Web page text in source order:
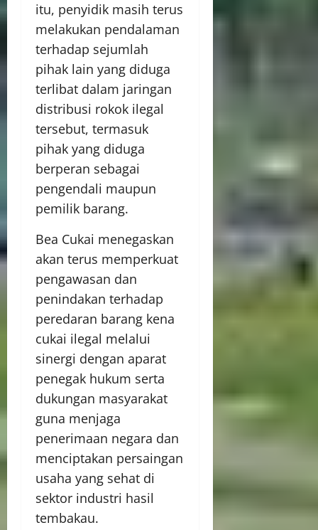
itu, penyidik masih terus
melakukan pendalaman
terhadap sejumlah
pihak lain yang diduga
terlibat dalam jaringan
distribusi rokok ilegal
tersebut, termasuk
pihak yang diduga
berperan sebagai
pengendali maupun
pemilik barang.
Bea Cukai menegaskan
akan terus memperkuat
pengawasan dan
penindakan terhadap
peredaran barang kena
cukai ilegal melalui
sinergi dengan aparat
penegak hukum serta
dukungan masyarakat
guna menjaga
penerimaan negara dan
menciptakan persaingan
usaha yang sehat di
sektor industri hasil
tembakau.